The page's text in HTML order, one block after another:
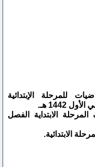
للمرحلة الإبتدائية
1442 هـ.
الابتداية الفصل
الابتدائية.